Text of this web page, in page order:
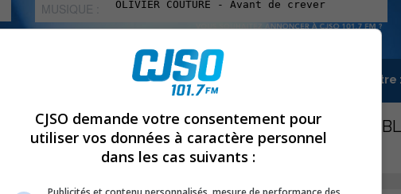
MUSIQUE :
manquer à Sorel-Tracy et la région, abonne-toi à notre infolettre
OPINION ÉMISSIONS CONCOURS
SUR LE WEB» 181205_10151697134435786_1722868077_N[1]
CJSO demande votre consentement pour
utiliser vos données à caractère personnel
dans les cas suivants :